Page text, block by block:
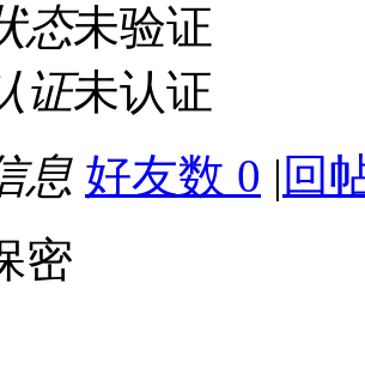
态未验证
证未认证
息 好友数 0 | 回
密